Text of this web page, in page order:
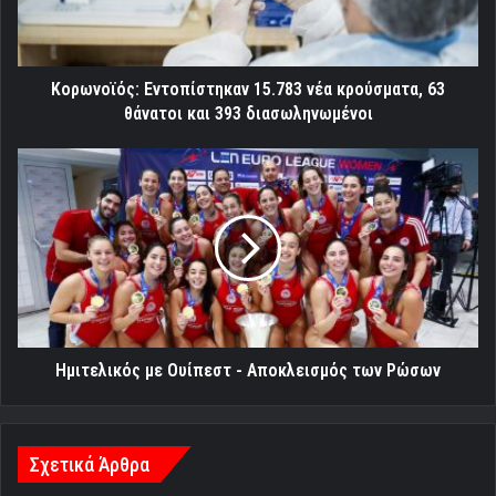
θάνατοι
και
393
διασωληνωμένοι
Κορωνοϊός: Εντοπίστηκαν 15.783 νέα κρούσματα, 63
θάνατοι και 393 διασωληνωμένοι
Ημιτελικός
με
Ουίπεστ
Αποκλεισμός
των
Ρώσων
Ημιτελικός με Ουίπεστ - Αποκλεισμός των Ρώσων
Σχετικά Άρθρα